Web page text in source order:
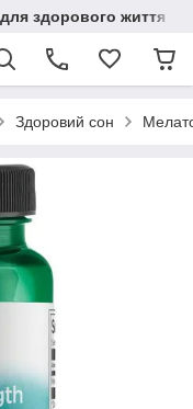
здорового життя
Здоровий сон